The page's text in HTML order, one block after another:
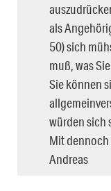
als
50) sich
muß, was
Sie können
würden sich
Mit
Andreas